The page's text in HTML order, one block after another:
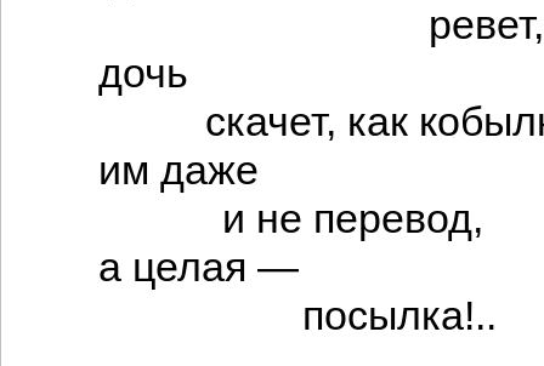
ревет,
дочь
скачет, как
им даже
и не перевод,
а целая —
посылка!..